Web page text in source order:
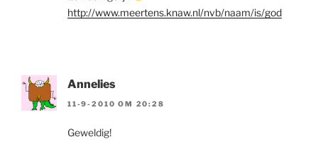
http://www.meertens.knaw.nl/nvb/naam/is/god
Annelies
11-9-2010 OM 20:28
Geweldig!